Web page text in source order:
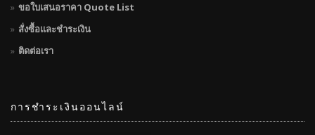
ขอใบเสนอราคา Quote List
สั่งซื้อและชำระเงิน
ติดต่อเรา
การชำระเงินออนไลน์